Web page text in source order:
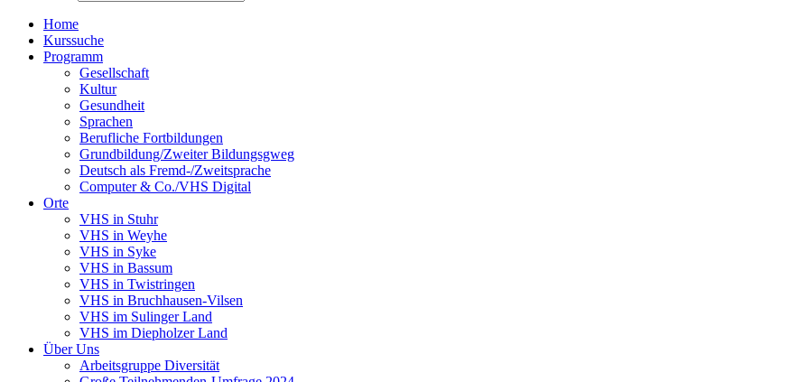
Home
Kurssuche
Programm
Gesellschaft
Kultur
Gesundheit
Sprachen
Berufliche Fortbildungen
Grundbildung/Zweiter Bildungsgweg
Deutsch als Fremd-/Zweitsprache
Computer & Co./VHS Digital
Orte
VHS in Stuhr
VHS in Weyhe
VHS in Syke
VHS in Bassum
VHS in Twistringen
VHS in Bruchhausen-Vilsen
VHS im Sulinger Land
VHS im Diepholzer Land
Über Uns
Arbeitsgruppe Diversität